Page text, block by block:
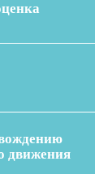
движения